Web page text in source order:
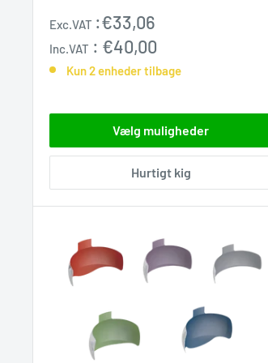
Udsalgspris
Exc.VAT :€33,06
Inc.VAT : €40,00
Kun 2 enheder tilbage
Vælg muligheder
Hurtigt kig